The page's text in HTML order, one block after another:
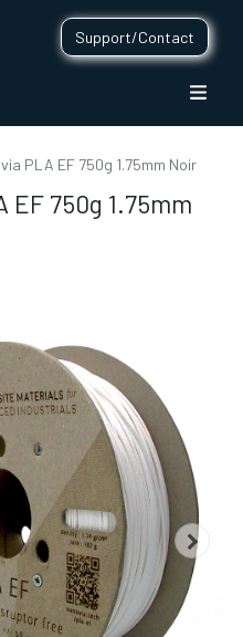
Support/Contact
PLA EF 750g 1.75mm Noir
750g 1.75mm